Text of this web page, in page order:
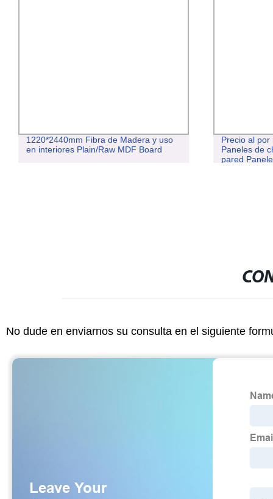
1220*2440mm Fibra de Madera y uso
en interiores Plain/Raw MDF Board
Precio al por
Paneles de
pared
No dude en enviarnos su consulta en el siguiente